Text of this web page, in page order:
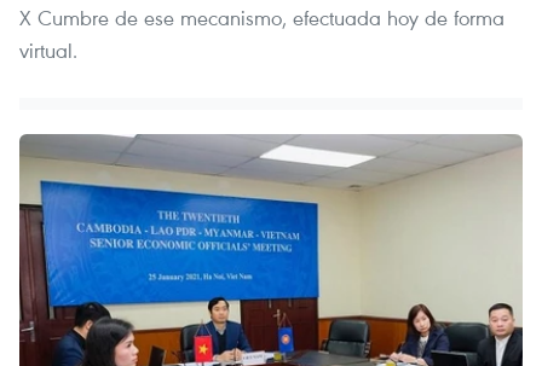
X Cumbre de ese mecanismo, efectuada hoy de forma
virtual.